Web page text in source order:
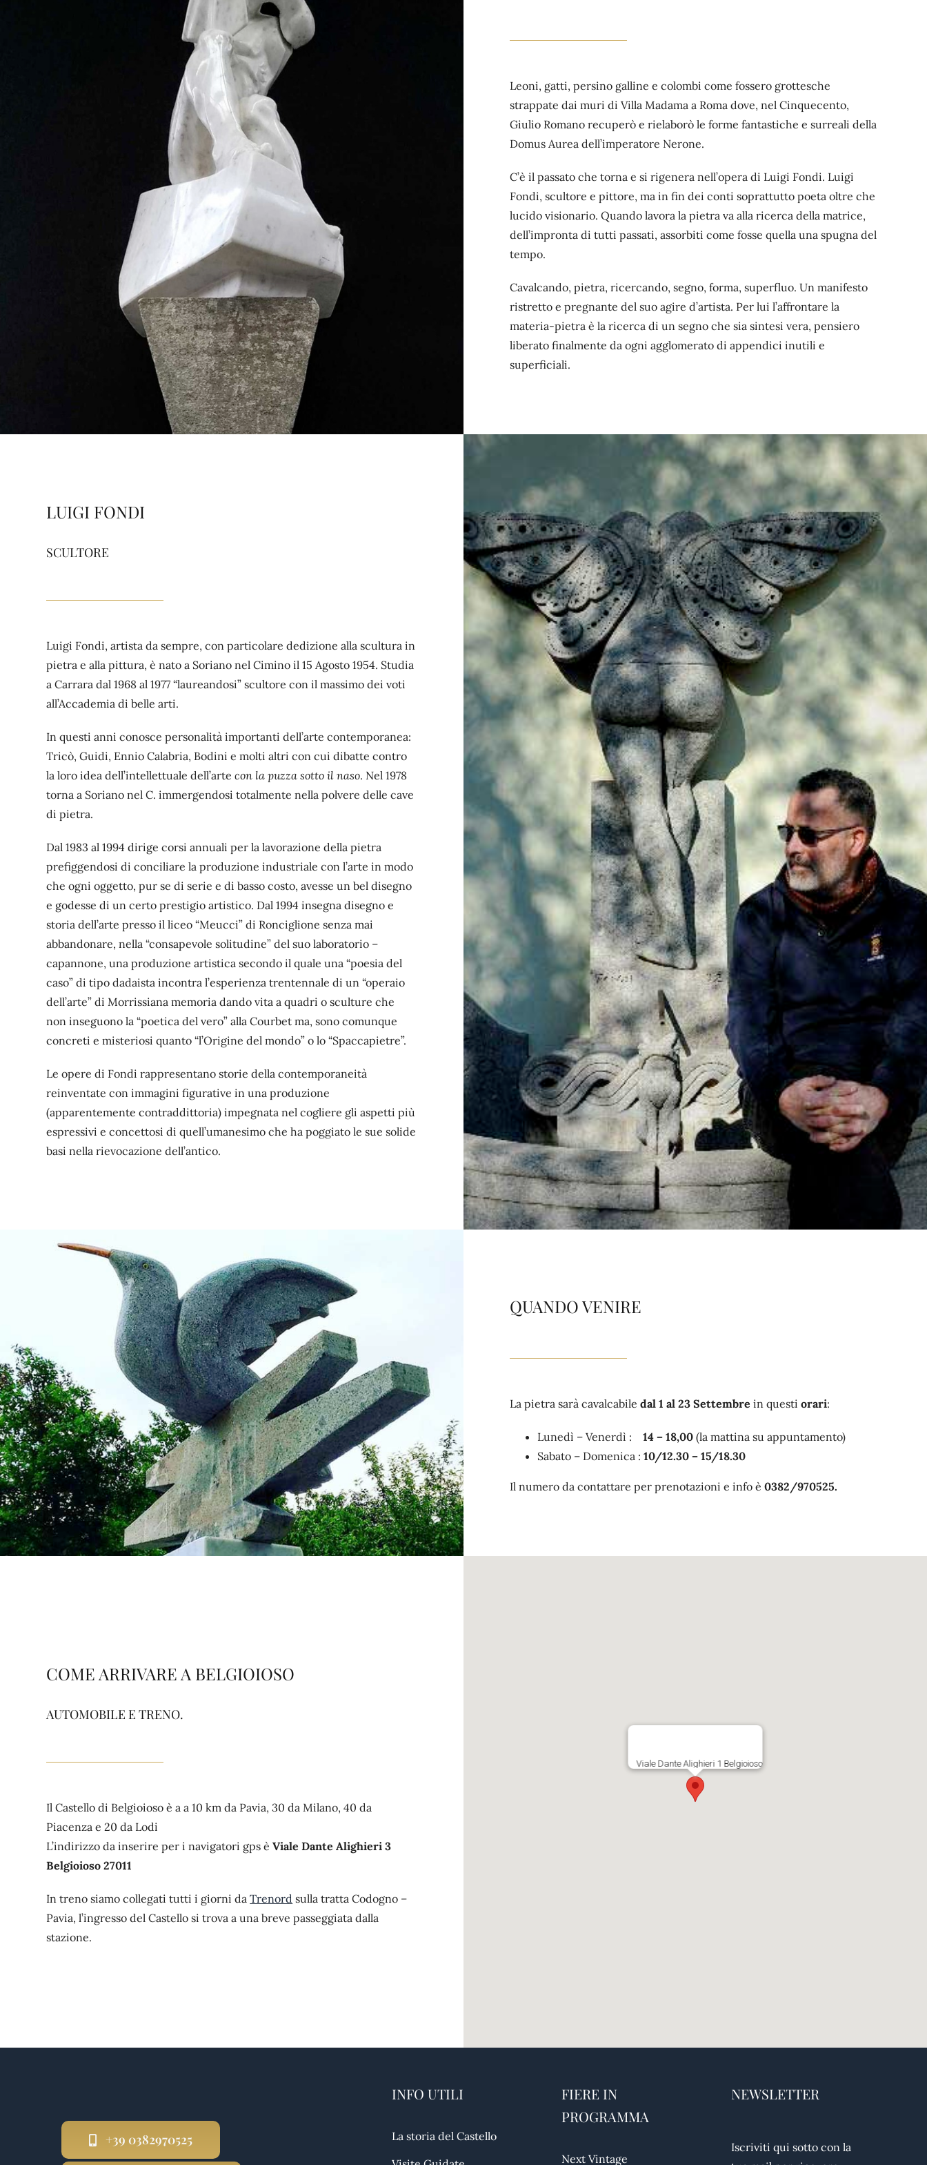
Leoni, gatti, persino galline e colombi come fossero grottesche
strappate dai muri di Villa Madama a Roma dove, nel Cinquecento,
Giulio Romano recuperò e rielaborò le forme fantastiche e surreali della
Domus Aurea dell’imperatore Nerone.
C’è il passato che torna e si rigenera nell’opera di Luigi Fondi. Luigi
Fondi, scultore e pittore, ma in fin dei conti soprattutto poeta oltre che
lucido visionario. Quando lavora la pietra va alla ricerca della matrice,
dell’impronta di tutti passati, assorbiti come fosse quella una spugna del
tempo.
Cavalcando, pietra, ricercando, segno, forma, superfluo. Un manifesto
ristretto e pregnante del suo agire d’artista. Per lui l’affrontare la
materia-pietra è la ricerca di un segno che sia sintesi vera, pensiero
liberato finalmente da ogni agglomerato di appendici inutili e
superficiali.
LUIGI FONDI
SCULTORE
Luigi Fondi, artista da sempre, con particolare dedizione alla scultura in
pietra e alla pittura, è nato a Soriano nel Cimino il 15 Agosto 1954. Studia
a Carrara dal 1968 al 1977 “laureandosi” scultore con il massimo dei voti
all’Accademia di belle arti.
In questi anni conosce personalità importanti dell’arte contemporanea:
Tricò, Guidi, Ennio Calabria, Bodini e molti altri con cui dibatte contro
la loro idea dell’intellettuale dell’artecon la puzza sotto il naso. Nel 1978
torna a Soriano nel C. immergendosi totalmente nella polvere delle cave
di pietra.
Dal 1983 al 1994 dirige corsi annuali per la lavorazione della pietra
prefiggendosi di conciliare la produzione industriale con l’arte in modo
che ogni oggetto, pur se di serie e di basso costo, avesse un bel disegno
e godesse di un certo prestigio artistico. Dal 1994 insegna disegno e
storia dell’arte presso il liceo “Meucci” di Ronciglione senza mai
abbandonare, nella “consapevole solitudine” del suo laboratorio –
capannone, una produzione artistica secondo il quale una “poesia del
caso” di tipo dadaista incontra l’esperienza trentennale di un “operaio
dell’arte” di Morrissiana memoria dando vita a quadri o sculture che
non inseguono la “poetica del vero” alla Courbet ma, sono comunque
concreti e misteriosi quanto “l’Origine del mondo” o lo “Spaccapietre”.
Le opere di Fondi rappresentano storie della contemporaneità
reinventate con immagini figurative in una produzione
(apparentemente contraddittoria) impegnata nel cogliere gli aspetti più
espressivi e concettosi di quell’umanesimo che ha poggiato le sue solide
basi nella rievocazione dell’antico.
QUANDO VENIRE
La pietra sarà cavalcabiledal 1 al 23 Settembre in questiorari:
Lunedì – Venerdì :14 – 18,00(la mattina su appuntamento)
Sabato – Domenica :10/12.30 – 15/18.30
Il numero da contattare per prenotazioni e info è0382/970525.
COME ARRIVARE A BELGIOIOSO
AUTOMOBILE E TRENO.
Il Castello di Belgioioso è a a 10 km da Pavia, 30 da Milano, 40 da
Piacenza e 20 da Lodi
L’indirizzo da inserire per i navigatori gps èViale Dante Alighieri 3
Belgioioso 27011
In treno siamo collegati tutti i giorni daTrenord sulla tratta Codogno –
Pavia, l’ingresso del Castello si trova a una breve passeggiata dalla
stazione.
Viale Dante Alighieri 1 Belgioioso
+39 0382970525
INFO UTILI
La storia del Castello
FIERE IN
PROGRAMMA
Next Vintage
NEWSLETTER
Iscriviti qui sotto con la